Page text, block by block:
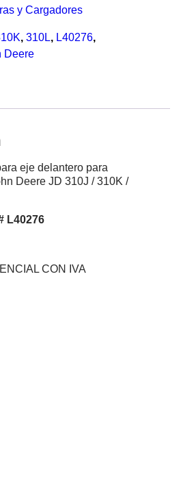
y Cargadores
, 310L, L40276,
Deere
eje delantero para
Deere JD 310J / 310K /
L40276
CON IVA